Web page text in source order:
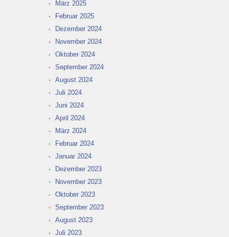
März 2025
Februar 2025
Dezember 2024
November 2024
Oktober 2024
September 2024
August 2024
Juli 2024
Juni 2024
April 2024
März 2024
Februar 2024
Januar 2024
Dezember 2023
November 2023
Oktober 2023
September 2023
August 2023
Juli 2023